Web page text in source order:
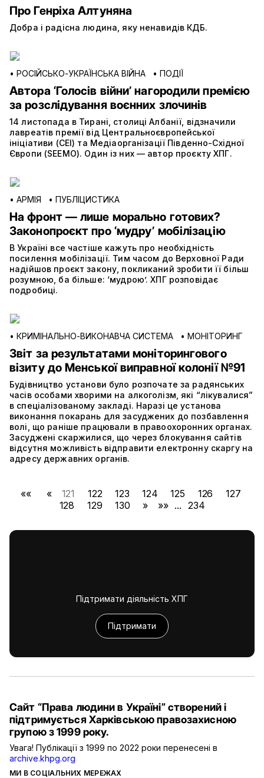
Про Генріха Алтуняна
Добра і радісна людина, яку ненавидів КДБ.
• РОСІЙСЬКО-УКРАЇНСЬКА ВІЙНА • ПОДІЇ
Автора ‘Голосів війни’ нагородили премією
за розслідування воєнних злочинів
14 листопада в Тирані, столиці Албанії, відзначили
лавреатів премії від Центральноєвропейської
ініціативи (CEI) та Медіаорганізації Південно-Східної
Європи (SEEMO). Один із них — автор проєкту ХПГ.
• АРМІЯ • ПУБЛІЦИСТИКА
На фронт — лише морально готових?
Законопроєкт про ‘мудру’ мобілізацію
В Україні все частіше кажуть про необхідність
посилення мобілізації. Тим часом до Верховної Ради
надійшов проєкт закону, покликаний зробити її більш
розумною, ба більше: ‘мудрою’. ХПГ розповідає
подробиці.
• КРИМІНАЛЬНО-ВИКОНАВЧА СИСТЕМА • МОНІТОРИНГ
Звіт за результатами моніторингового
візиту до Менської виправної колонії №91
Будівництво установи було розпочате за радянських
часів особами хворими на алкоголізм, які “лікувалися”
в спеціалізованому закладі. Наразі це установа
виконання покарань для засуджених до позбавлення
волі, що раніше працювали в правоохоронних органах.
Засуджені скаржилися, що через блокування сайтів
відсутня можливість відправити електронну скаргу на
адресу державних органів.
«« « 121 122 123 124 125 126
127
128
129 130 » »» ... 234
Підтримати діяльність ХПГ
Підтримати
МИ В СОЦІАЛЬНИХ МЕРЕЖАХ
Сайт “Права людини в Україні” створений і
підтримується Харківською правозахисною
групою з 1999 року.
Увага! Публікації з 1999 по 2022 роки перенесені в
archive.khpg.org